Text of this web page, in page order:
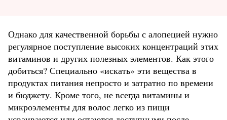
Однако для качественной борьбы с алопецией нужно
регулярное поступление высоких концентраций этих
витаминов и других полезных элементов. Как этого
добиться? Специально «искать» эти вещества в
продуктах питания непросто и затратно по времени
и бюджету. Кроме того, не всегда витамины и
микроэлементы для волос легко из пищи